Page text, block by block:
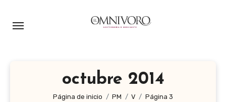
octubre 2014
Página de inicio PM V Página 3